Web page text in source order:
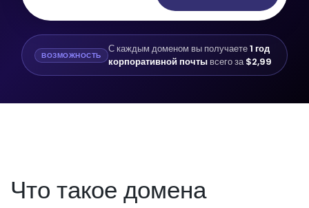
ВОЗМОЖНОСТЬ С каждым доменом вы получаете1 год
корпоративной почтывсего за$2,99
Что такое домена